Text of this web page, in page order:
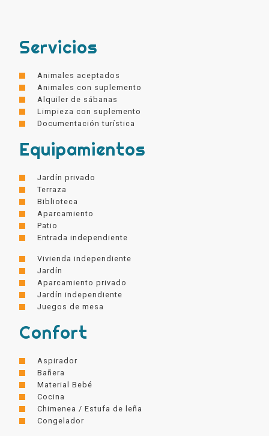
Servicios
Animales aceptados
Animales con suplemento
Alquiler de sábanas
Limpieza con suplemento
Documentación turística
Equipamientos
Jardín privado
Terraza
Biblioteca
Aparcamiento
Patio
Entrada independiente
Vivienda independiente
Jardín
Aparcamiento privado
Jardín independiente
Juegos de mesa
Confort
Aspirador
Bañera
Material Bebé
Cocina
Chimenea / Estufa de leña
Congelador